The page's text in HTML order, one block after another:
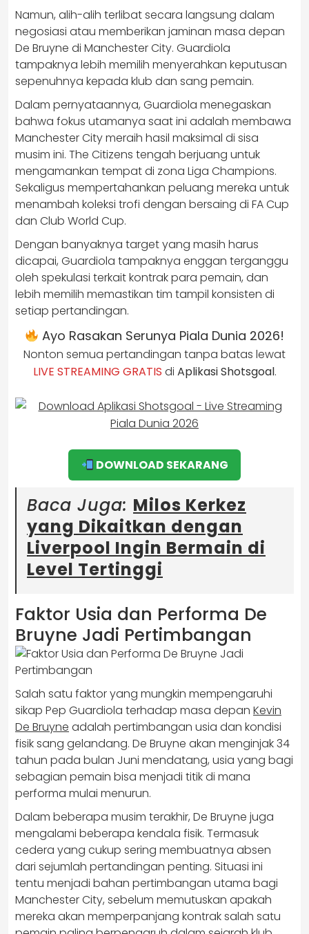
Namun, alih-alih terlibat secara langsung dalam
negosiasi atau memberikan jaminan masa depan
De Bruyne di Manchester City. Guardiola
tampaknya lebih memilih menyerahkan keputusan
sepenuhnya kepada klub dan sang pemain.
Dalam pernyataannya, Guardiola menegaskan
bahwa fokus utamanya saat ini adalah membawa
Manchester City meraih hasil maksimal di sisa
musim ini. The Citizens tengah berjuang untuk
mengamankan tempat di zona Liga Champions.
Sekaligus mempertahankan peluang mereka untuk
menambah koleksi trofi dengan bersaing di FA Cup
dan Club World Cup.
Dengan banyaknya target yang masih harus
dicapai, Guardiola tampaknya enggan terganggu
oleh spekulasi terkait kontrak para pemain, dan
lebih memilih memastikan tim tampil konsisten di
setiap pertandingan.
Ayo Rasakan Serunya Piala Dunia 2026!
Nonton semua pertandingan tanpa batas lewat
LIVE STREAMING GRATIS di Aplikasi Shotsgoal.
DOWNLOAD SEKARANG
Baca Juga: Milos Kerkez
yang Dikaitkan dengan
Liverpool Ingin Bermain di
Level Tertinggi
Faktor Usia dan Performa De
Bruyne Jadi Pertimbangan
Salah satu faktor yang mungkin mempengaruhi
sikap Pep Guardiola terhadap masa depan Kevin
De Bruyne adalah pertimbangan usia dan kondisi
fisik sang gelandang. De Bruyne akan menginjak 34
tahun pada bulan Juni mendatang, usia yang bagi
sebagian pemain bisa menjadi titik di mana
performa mulai menurun.
Dalam beberapa musim terakhir, De Bruyne juga
mengalami beberapa kendala fisik. Termasuk
cedera yang cukup sering membuatnya absen
dari sejumlah pertandingan penting. Situasi ini
tentu menjadi bahan pertimbangan utama bagi
Manchester City, sebelum memutuskan apakah
mereka akan memperpanjang kontrak salah satu